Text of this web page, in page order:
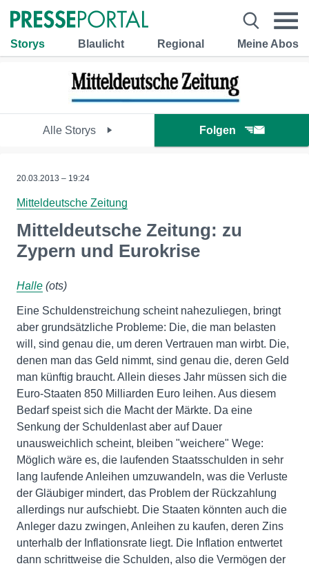
Storys Blaulicht Regional Meine Abos
Alle Storys Folgen
20.03.2013 – 19:24
Mitteldeutsche Zeitung
Mitteldeutsche Zeitung: zu
Zypern und Eurokrise
Halle (ots)
Eine Schuldenstreichung scheint nahezuliegen, bringt
aber grundsätzliche Probleme: Die, die man belasten
will, sind genau die, um deren Vertrauen man wirbt. Die,
denen man das Geld nimmt, sind genau die, deren Geld
man künftig braucht. Allein dieses Jahr müssen sich die
Euro-Staaten 850 Milliarden Euro leihen. Aus diesem
Bedarf speist sich die Macht der Märkte. Da eine
Senkung der Schuldenlast aber auf Dauer
unausweichlich scheint, bleiben "weichere" Wege:
Möglich wäre es, die laufenden Staatsschulden in sehr
lang laufende Anleihen umzuwandeln, was die Verluste
der Gläubiger mindert, das Problem der Rückzahlung
allerdings nur aufschiebt. Die Staaten könnten auch die
Anleger dazu zwingen, Anleihen zu kaufen, deren Zins
unterhalb der Inflationsrate liegt. Die Inflation entwertet
dann schrittweise die Schulden, also die Vermögen der